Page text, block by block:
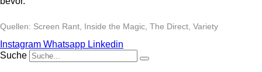
Quellen: Screen Rant, Inside the Magic, The Direct, Variety
Instagram Whatsapp Linkedin
Suche